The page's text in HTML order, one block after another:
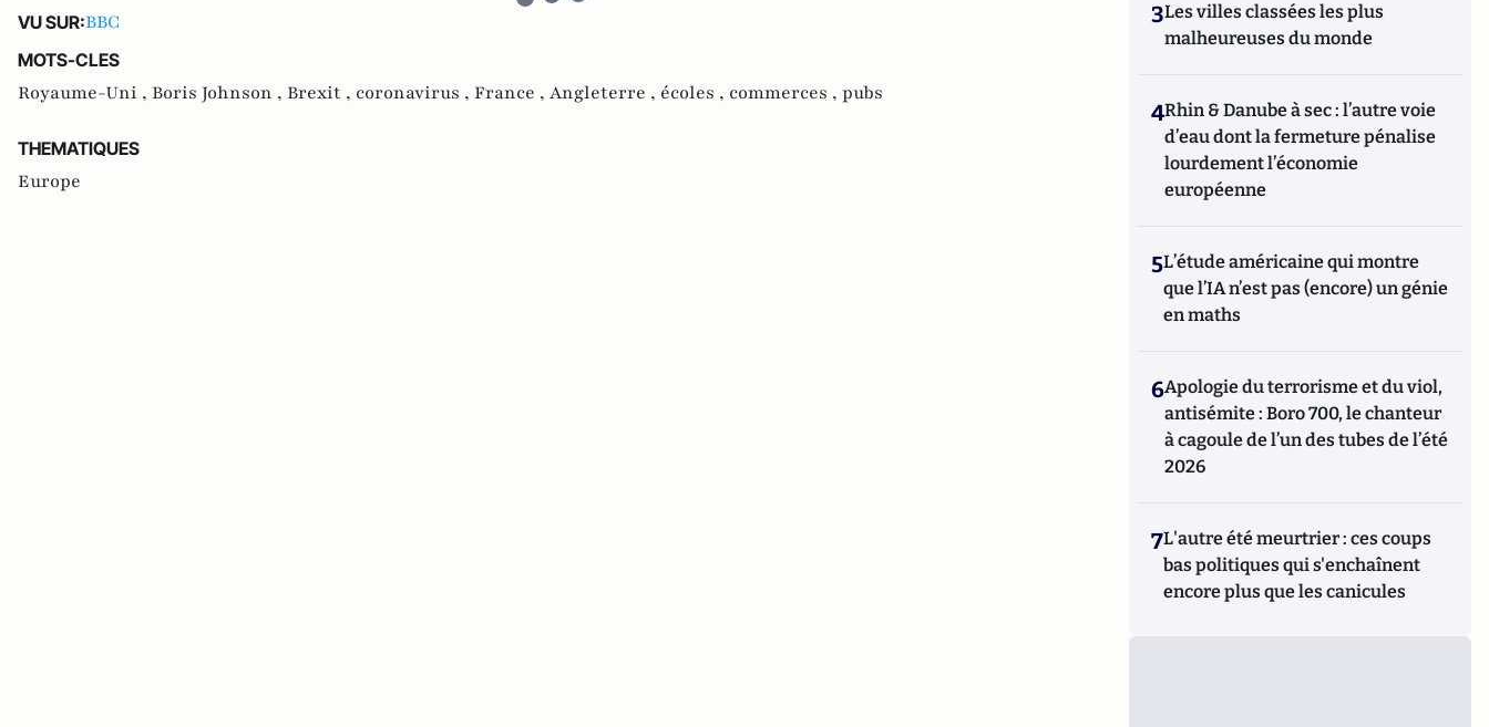
VU SUR:BBC
MOTS-CLES
Royaume-Uni , Boris Johnson , Brexit , coronavirus , France , Angleterre , écoles , commerces , pubs
THEMATIQUES
Europe
3Les villes classées les plus
malheureuses du monde
4Rhin & Danube à sec : l’autre voie
d’eau dont la fermeture pénalise
lourdement l’économie
européenne
5L’étude américaine qui montre
que l’IA n’est pas (encore) un génie
en maths
6Apologie du terrorisme et du viol,
antisémite : Boro 700, le chanteur
à cagoule de l’un des tubes de l’été
2026
7L'autre été meurtrier : ces coups
bas politiques qui s'enchaînent
encore plus que les canicules